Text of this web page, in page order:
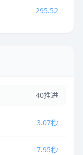
295.52
40推进
3.07秒
7.95秒